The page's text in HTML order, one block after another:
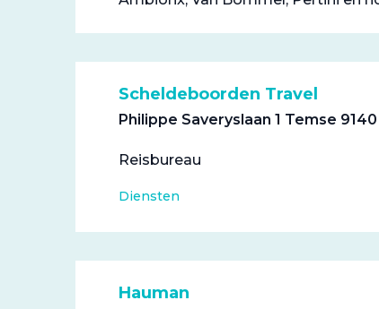
Scheldeboorden Travel
Philippe Saveryslaan 1 Temse 9140
Reisbureau
Diensten
Hauman